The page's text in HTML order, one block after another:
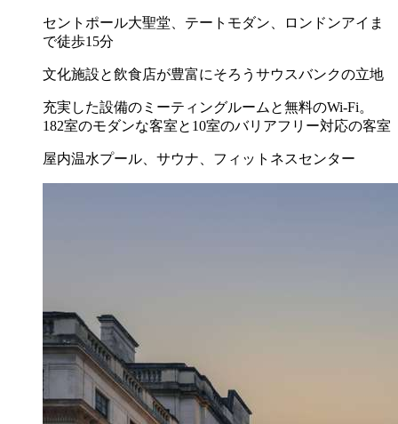
セントポール大聖堂、テートモダン、ロンドンアイま
で徒歩15分
文化施設と飲食店が豊富にそろうサウスバンクの立地
充実した設備のミーティングルームと無料のWi-Fi。
182室のモダンな客室と10室のバリアフリー対応の客室
屋内温水プール、サウナ、フィットネスセンター